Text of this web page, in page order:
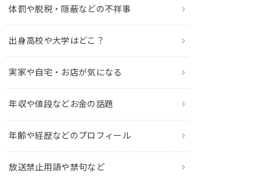
体罰や脱税・隠蔽などの不祥事
出身高校や大学はどこ？
実家や自宅・お店が気になる
年収や値段などお金の話題
年齢や経歴などのプロフィール
放送禁止用語や禁句など